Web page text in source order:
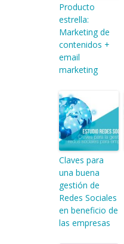
Producto
estrella:
Marketing de
contenidos +
email
marketing
Claves para
una buena
gestión de
Redes Sociales
en beneficio de
las empresas